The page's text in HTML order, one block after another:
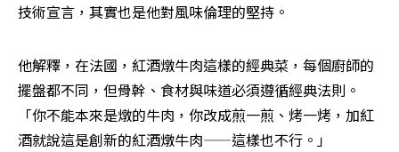
技術宣言，其實也是他對風味倫理的堅持。
他解釋，在法國，紅酒燉牛肉這樣的經典菜，每個廚師的
擺盤都不同，但骨幹、食材與味道必須遵循經典法則。
「你不能本來是燉的牛肉，你改成煎一煎、烤一烤，加紅
酒就說這是創新的紅酒燉牛肉——這樣也不行。」